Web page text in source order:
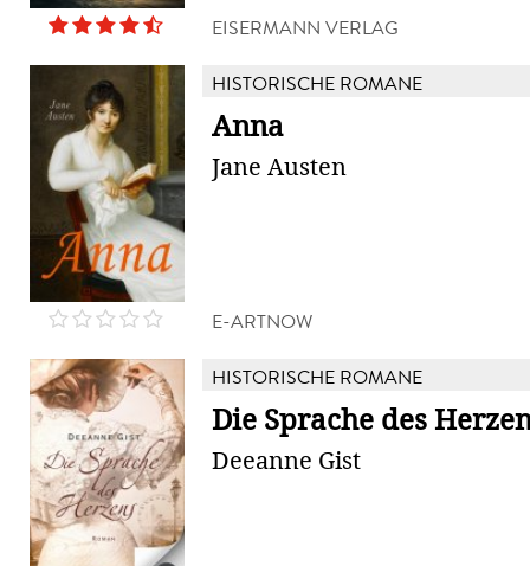
EISERMANN VERLAG
HISTORISCHE ROMANE
Anna
Jane Austen
E-ARTNOW
HISTORISCHE ROMANE
Die Sprache des
Deeanne Gist